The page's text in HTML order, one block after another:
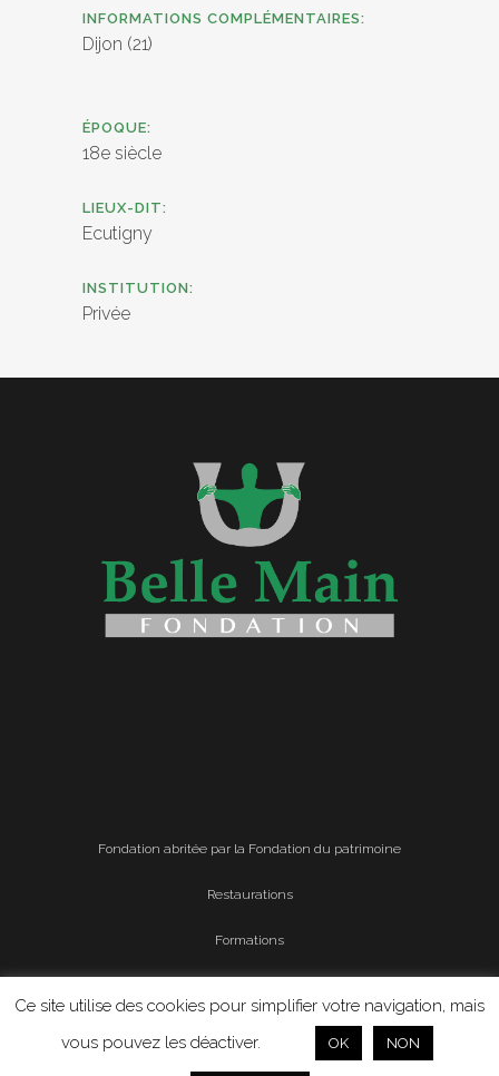
INFORMATIONS COMPLÉMENTAIRES:
Dijon (21)
ÉPOQUE:
18e siècle
LIEUX-DIT:
Ecutigny
INSTITUTION:
Privée
Fondation abritée par la Fondation du patrimoine
Restaurations
Formations
Ce site utilise des cookies pour simplifier votre navigation, mais
vous pouvez les déactiver.
OK NON